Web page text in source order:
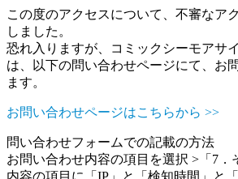
この度のアクセスについて、不審なア
しました。
恐れ入りますが、コミックシーモアサ
は、以下の問い合わせページにて、お
ます。
お問い合わせページはこちらから >>
問い合わせフォームでの記載の方法
お問い合わせ内容の項目を選択 >「7．
内容の項目に「IP」と「検知時間」と